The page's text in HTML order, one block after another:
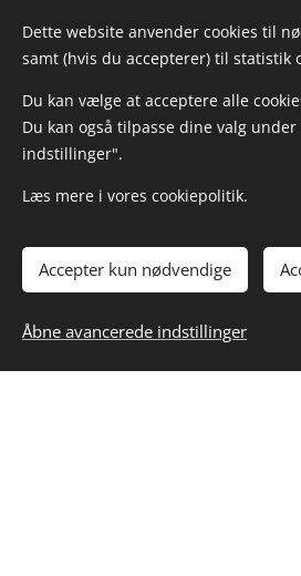
TILFØJ TIL
Kig forbi hos
Dette website anvender cookies til
samt (hvis du accepterer) til statistik
Du kan vælge at acceptere alle
Du kan også tilpasse dine valg
indstillinger".
Læs mere i vores cookiepolitik.
Accepter kun nødvendige
Åbne avancerede indstillinger